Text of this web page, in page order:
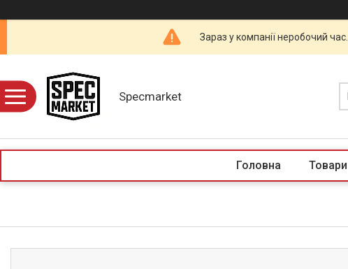
Зараз у компанії неробочий
Specmarket
Головна